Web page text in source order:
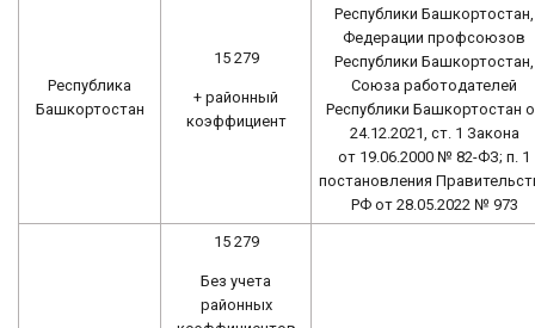
Республика
Башкортостан
15 279
+ районный
коэффициент
Республики Башкортостан,
Федерации профсоюзов
Республики Башкортостан,
Союза работодателей
Республики Башкортостан
24.12.2021, ст. 1 Закона
от 19.06.2000 № 82-ФЗ; п. 1
постановления
РФ от 28.05.2022 № 973
15 279
Без учета
районных